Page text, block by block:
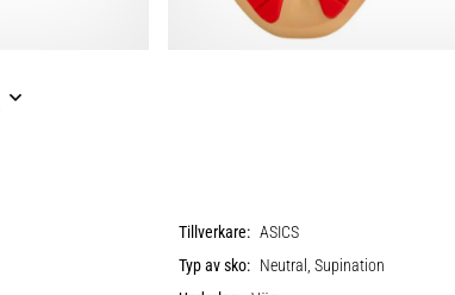
Tillverkare: ASICS
Typ av sko: Neutral, Supination